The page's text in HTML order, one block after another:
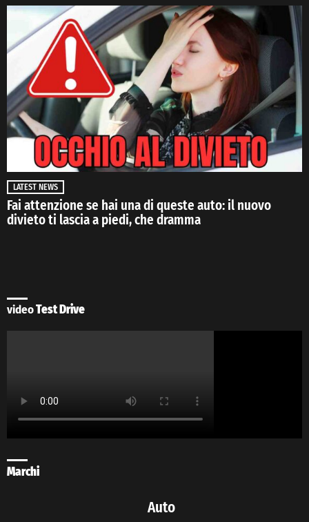
LATEST NEWS
Fai attenzione se hai una di queste auto: il nuovo
divieto ti lascia a piedi, che dramma
videoTest Drive
Marchi
Auto